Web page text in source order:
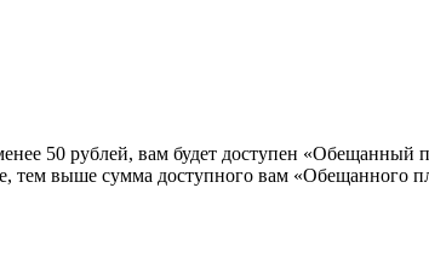
50 рублей, вам будет доступен «Обещанный
тем выше сумма доступного вам «Обещанного